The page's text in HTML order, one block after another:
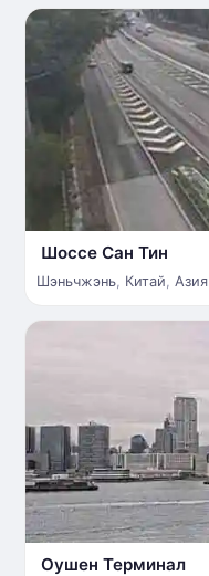
Шоссе Сан Тин
Шэньчжэнь, Китай, Азия
Оушен Терминал